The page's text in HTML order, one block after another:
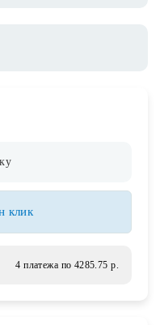
клик
4 платежа по 4285.75 р.